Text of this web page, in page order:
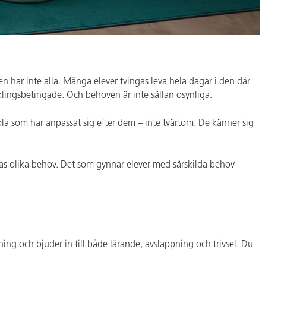
har inte alla. Många elever tvingas leva hela dagar i den där
Och behoven är inte sällan osynliga.
som har anpassat sig efter dem – inte tvärtom. De känner sig
olika behov. Det som gynnar elever med särskilda behov
och bjuder in till både lärande, avslappning och trivsel. Du